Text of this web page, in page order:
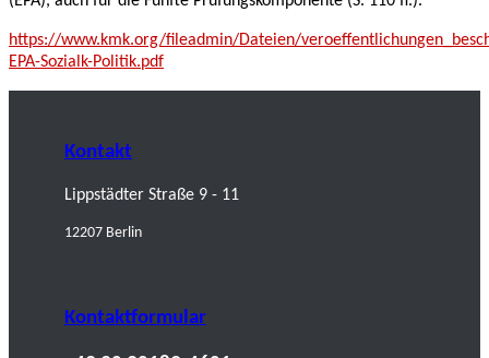
https://www.kmk.org/fileadmin/Dateien/
EPA-Sozialk-Politik.pdf
Kontakt
Lippstädter Straße 9 - 11
12207 Berlin
Kontaktformular